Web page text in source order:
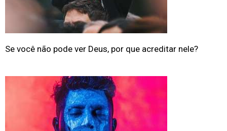
Se você não pode ver Deus, por que acreditar nele?